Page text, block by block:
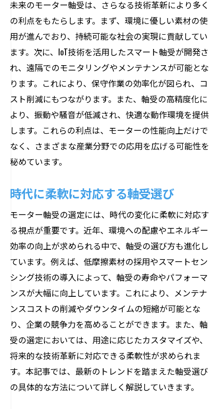
未来のモーター軸受は、さらなる技術革新により多く
の利点をもたらします。まず、環境に優しい素材の使
用が進んでおり、持続可能な社会の実現に貢献してい
ます。次に、IoT技術を活用したスマート軸受が開発さ
れ、遠隔でのモニタリングやメンテナンスが可能とな
ります。これにより、保守作業の効率化が図られ、コ
スト削減にもつながります。また、軸受の高精度化に
より、振動や騒音が低減され、快適な動作環境を提供
します。これらの利点は、モーターの性能向上だけで
なく、さまざまな産業分野での応用を広げる可能性を
秘めています。
時代に柔軟に対応する軸受選び
モーター軸受の選定には、時代の変化に柔軟に対応す
る視点が重要です。近年、環境への配慮やエネルギー
効率の向上が求められる中で、軸受の選び方も進化し
ています。例えば、低摩擦素材の採用やスマートセン
シング技術の導入によって、軸受の寿命やパフォーマ
ンスが大幅に向上しています。これにより、メンテナ
ンスコストの削減やダウンタイムの短縮が可能とな
り、企業の競争力を高めることができます。また、軸
受の選定においては、用途に応じたカスタマイズや、
将来的な技術革新に対応できる柔軟性が求められま
す。本記事では、最新のトレンドを踏まえた軸受選び
の具体的な方法について詳しく解説していきます。